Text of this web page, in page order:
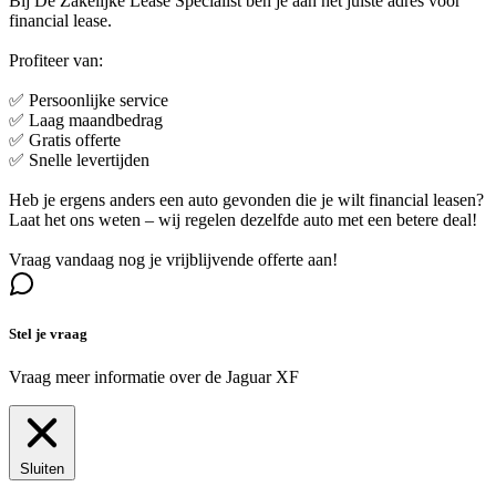
financial lease.
Profiteer van:
✅ Persoonlijke service
✅ Laag maandbedrag
✅ Gratis offerte
✅ Snelle levertijden
Heb je ergens anders een auto gevonden die je wilt financial leasen?
Laat het ons weten – wij regelen dezelfde auto met een betere deal!
Vraag vandaag nog je vrijblijvende offerte aan!
Stel je vraag
Vraag meer informatie over de Jaguar XF
Sluiten